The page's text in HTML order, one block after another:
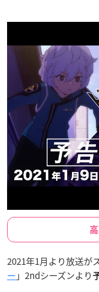
2021年1月より放送が
ー 」2ndシーズンより